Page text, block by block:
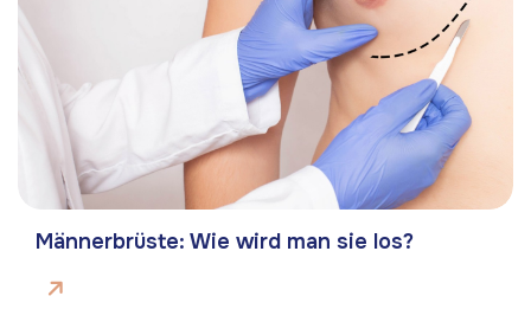
Männerbrüste: Wie wird man sie los?